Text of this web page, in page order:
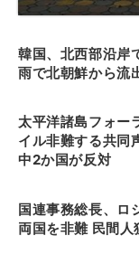
韓国、北西部沿岸
雨で北朝鮮から流
太平洋諸島フォー
イル非難する共同
中2か国が反対
国連事務総長、ロ
両国を非難 民間人